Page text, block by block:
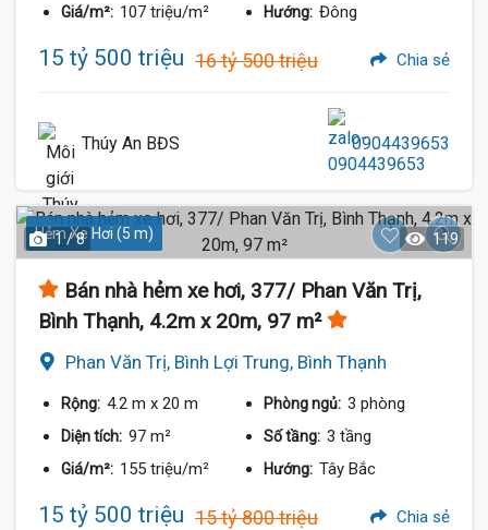
Giá/m²: 107 triệu/m² Hướng: Đông
15 tỷ 500 triệu 16 tỷ 500 triệu Chia sẻ
Thúy An BĐS 0904439653
Hẻm Xe Hơi (5 m)
1 / 8 119
Bán nhà hẻm xe hơi, 377/ Phan Văn Trị,
Bình Thạnh, 4.2m x 20m, 97 m²
Phan Văn Trị, Bình Lợi Trung, Bình Thạnh
Rộng: 4.2 m x 20 m Phòng ngủ: 3 phòng
Diện tích: 97 m² Số tầng: 3 tầng
Giá/m²: 155 triệu/m² Hướng: Tây Bắc
15 tỷ 500 triệu 15 tỷ 800 triệu Chia sẻ